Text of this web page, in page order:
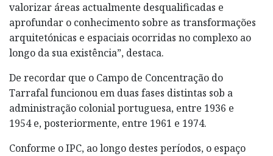
valorizar áreas actualmente desqualificadas e
aprofundar o conhecimento sobre as transformações
arquitetónicas e espaciais ocorridas no complexo ao
longo da sua existência”, destaca.
De recordar que o Campo de Concentração do
Tarrafal funcionou em duas fases distintas sob a
administração colonial portuguesa, entre 1936 e
1954 e, posteriormente, entre 1961 e 1974.
Conforme o IPC, ao longo destes períodos, o espaço